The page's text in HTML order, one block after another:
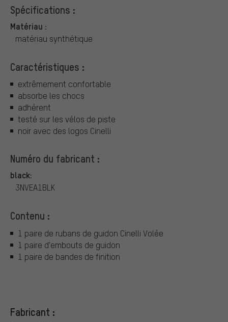
Spécifications :
Matériau :
matériau synthétique
Caractéristiques :
extrêmement confortable
absorbe les chocs
adhérent
testé sur les vélos de piste
noir avec des logos Cinelli
Numéro du fabricant :
black:
3NVEA1BLK
Contenu :
1 paire de rubans de guidon Cinelli Volée
1 paire d'embouts de guidon
1 paire de bandes de finition
Fabricant :